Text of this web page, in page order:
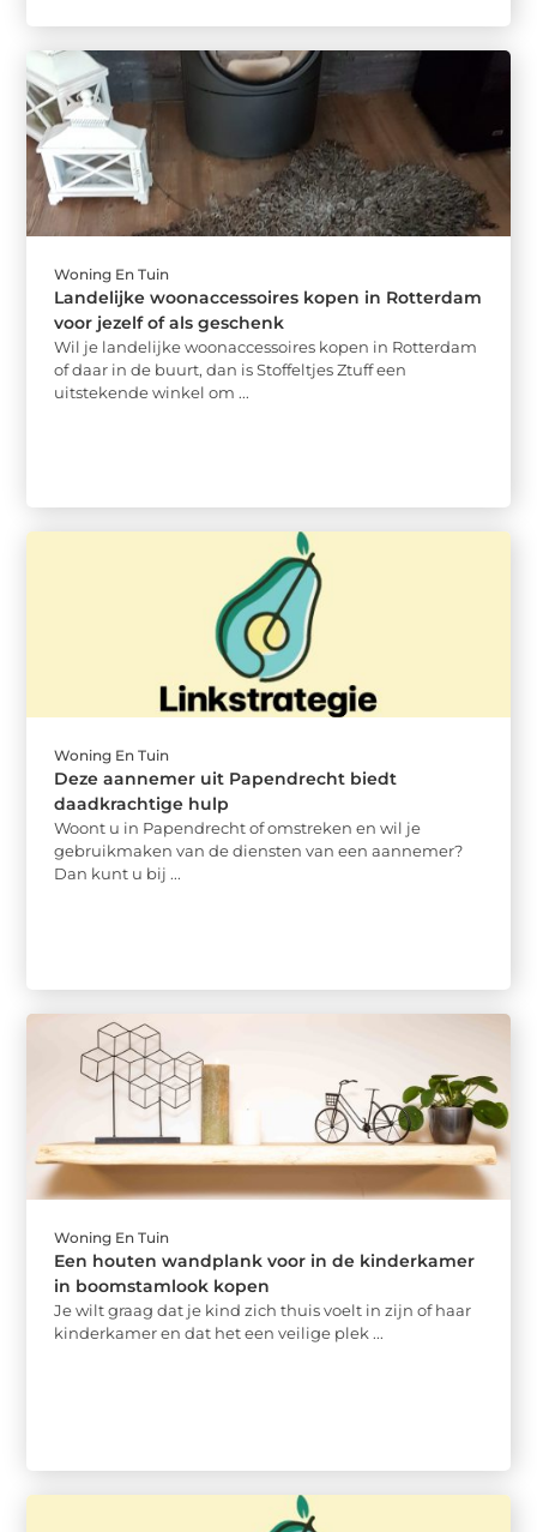
Woning En Tuin
Landelijke woonaccessoires kopen in Rotterdam
voor jezelf of als geschenk
Wil je landelijke woonaccessoires kopen in Rotterdam
of daar in de buurt, dan is Stoffeltjes Ztuff een
uitstekende winkel om ...
Woning En Tuin
Deze aannemer uit Papendrecht biedt
daadkrachtige hulp
Woont u in Papendrecht of omstreken en wil je
gebruikmaken van de diensten van een aannemer?
Dan kunt u bij ...
Woning En Tuin
Een houten wandplank voor in de kinderkamer
in boomstamlook kopen
Je wilt graag dat je kind zich thuis voelt in zijn of haar
kinderkamer en dat het een veilige plek ...